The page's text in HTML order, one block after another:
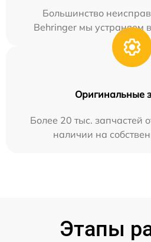
Большинство
Behringer мы устраняем
Оригинальные
Более 20 тыс. запчастей
наличии на
Этапы